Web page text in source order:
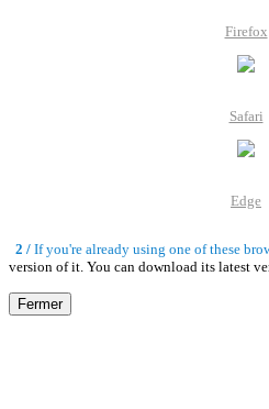
Firefox
Safari
Edge
2 / If you're already using one of these
version of it. You can download its latest
Fermer